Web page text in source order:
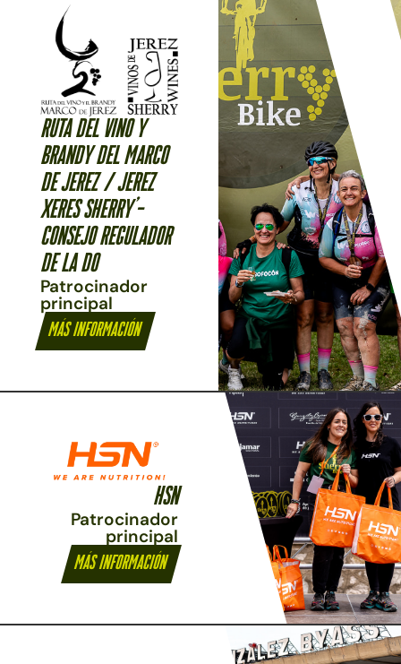
RUTA DEL VINO Y
BRANDY DEL MARCO
DE JEREZ / Jerez
Xeres Sherry'-
Consejo Regulador
De La DO
Patrocinador
principal
Más información
HSN​
Patrocinador
principal
Más información